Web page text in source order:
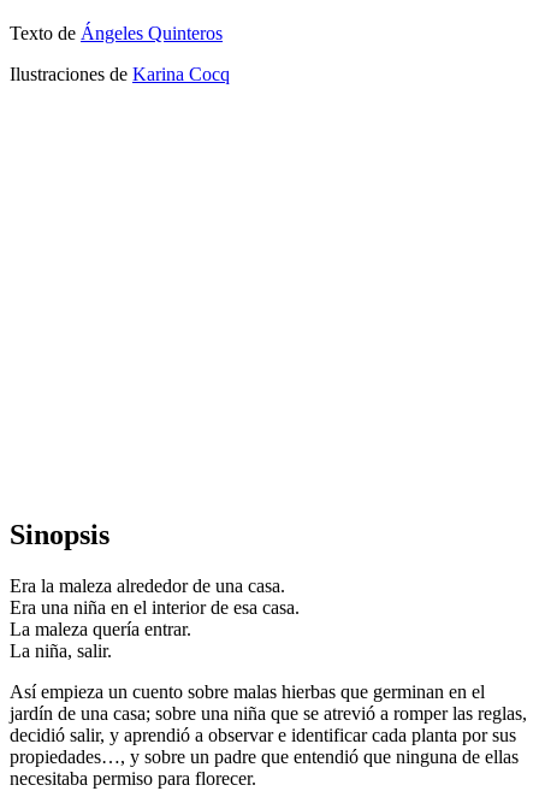
Texto de Ángeles Quinteros
Ilustraciones de Karina Cocq
Sinopsis
Era la maleza alrededor de una casa.
Era una niña en el interior de esa casa.
La maleza quería entrar.
La niña, salir.
Así empieza un cuento sobre malas hierbas que germinan en el
jardín de una casa; sobre una niña que se atrevió a romper las reglas,
decidió salir, y aprendió a observar e identificar cada planta por sus
propiedades…, y sobre un padre que entendió que ninguna de ellas
necesitaba permiso para florecer.